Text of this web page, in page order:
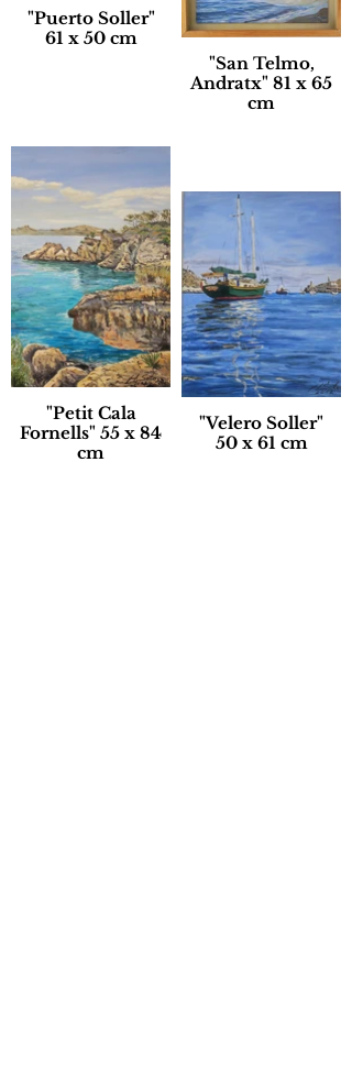
"Puerto Soller"
61 x 50 cm
"San Telmo,
Andratx" 81 x 65
cm
"Petit Cala
Fornells" 55 x 84
cm
"Velero Soller"
50 x 61 cm